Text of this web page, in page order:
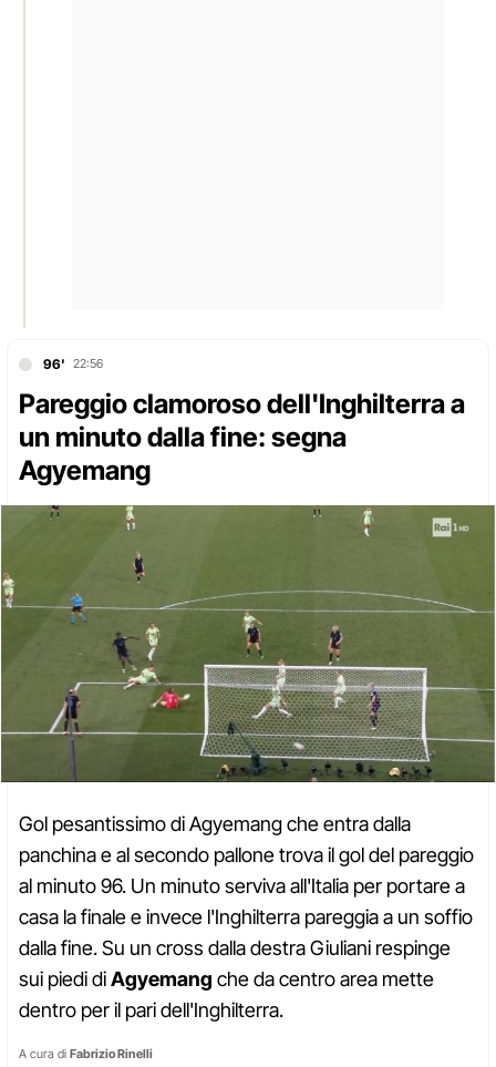
96' 22:56
Pareggio clamoroso dell'Inghilterra a
un minuto dalla fine: segna
Agyemang
Gol pesantissimo di Agyemang che entra dalla
panchina e al secondo pallone trova il gol del pareggio
al minuto 96. Un minuto serviva all'Italia per portare a
casa la finale e invece l'Inghilterra pareggia a un soffio
dalla fine. Su un cross dalla destra Giuliani respinge
sui piedi diAgyemang che da centro area mette
dentro per il pari dell'Inghilterra.
A cura di Fabrizio Rinelli